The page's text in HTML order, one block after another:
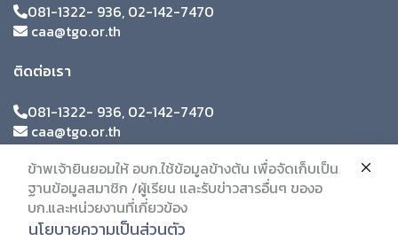
081-1322- 936, 02-142-7470
caa@tgo.or.th
ติดต่อเรา
081-1322- 936, 02-142-7470
caa@tgo.or.th
ข้าพเจ้ายินยอมให้ อบก.ใช้ข้อมูลข้างต้น เพื่อจัดเก็บเป็น
ฐานข้อมูลสมาชิก /ผู้เรียน และรับข่าวสารอื่นๆ ของอ
บก.และหน่วยงานที่เกี่ยวข้อง
นโยบายความเป็นส่วนตัว